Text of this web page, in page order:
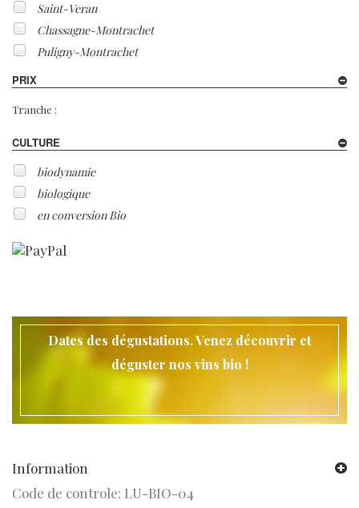
Saint-Veran
Chassagne-Montrachet
Puligny-Montrachet
PRIX
Tranche :
CULTURE
biodynamie
biologique
en conversion Bio
Dates des dégustations. Venez découvrir et
déguster nos vins bio !
Information
Code de controle: LU-BIO-04